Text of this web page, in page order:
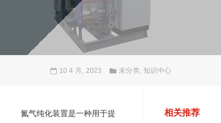
10 4 月, 2023 未分类 知识中心
氮气纯化装置是一种用于提
相关推荐